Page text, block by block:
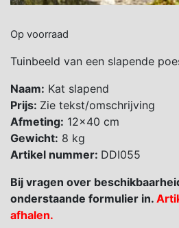
Op voorraad
Tuinbeeld van een slapende
Naam: Kat slapend
Prijs: Zie tekst/omschrijving
Afmeting: 12×40 cm
Gewicht: 8 kg
Artikel nummer: DDI055
Bij vragen over
onderstaande formulier in.
afhalen.